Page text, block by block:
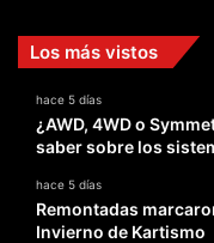
Los más vistos
hace 5 días
¿AWD, 4WD o
saber sobre los
hace 5 días
Remontadas
Invierno de Kartismo